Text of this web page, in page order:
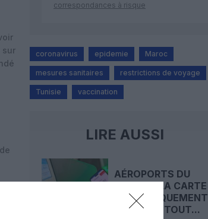
sur
correspondances à risque
coronavirus epidemie Maroc
mesures sanitaires restrictions de voyage
Tunisie vaccination
LIRE AUSSI
AÉROPORTS DU
MAROC : LA CARTE
D’EMBARQUEMENT
PASSE AU TOUT...